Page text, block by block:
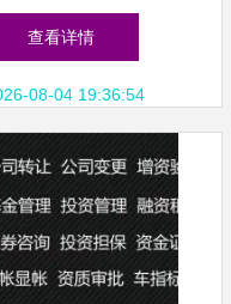
经纪服务的视觉名
片
查看详情
08-04 19:36:54